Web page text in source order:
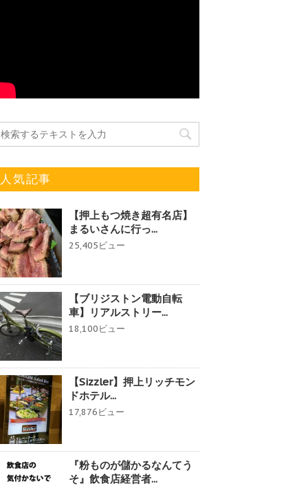
人気記事
【押上もつ焼き超有名店】
まるいさんに行っ...
25,405ビュー
【ブリジストン電動自転
車】リアルストリー...
18,100ビュー
【Sizzler】押上リッチモン
ドホテル...
17,876ビュー
『粉ものが儲かるなんてう
そ』飲食店経営者...